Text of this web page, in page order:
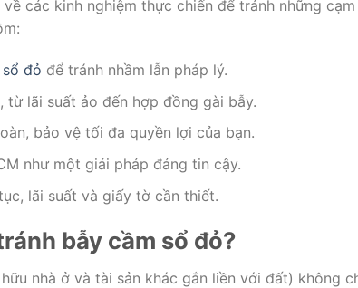
các kinh nghiệm thực chiến để tránh những
sổ đỏ để tránh nhầm lẫn pháp lý.
từ lãi suất ảo đến hợp đồng gài bẫy.
bảo vệ tối đa quyền lợi của bạn.
như một giải pháp đáng tin cậy.
lãi suất và giấy tờ cần thiết.
bẫy cầm sổ đỏ?
nhà ở và tài sản khác gắn liền với đất) không